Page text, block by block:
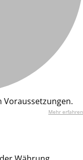
Mehr erfahren